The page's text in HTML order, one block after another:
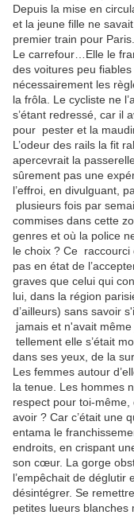
Depuis la mise en
et la jeune fille ne
premier train pour
Le carrefour…Elle le
des voitures peu
nécessairement les
la frôla. Le cycliste ne
s’étant redressé, car il
pour pester et la
L’odeur des rails la fit
apercevrait la
sûrement pas une
l’effroi, en divulguant,
plusieurs fois par
commises dans cette
genres et où la police
le choix ? Ce raccourci
pas en état de
graves que celui qui
lui, dans la région
d’ailleurs) sans savoir
jamais et n'avait
tellement elle s’était
dans ses yeux, de la
Les femmes autour
la tenue. Les hommes
respect pour toi-
avoir ? Car c’était une
entama le
endroits, en crispant
son cœur. La gorge
l’empêchait de déglutir
désintégrer. Se
petites lueurs blanches